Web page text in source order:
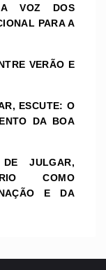
VOZ DOS
PARA A
VERÃO E
ESCUTE: O
DA BOA
JULGAR,
COMO
E DA